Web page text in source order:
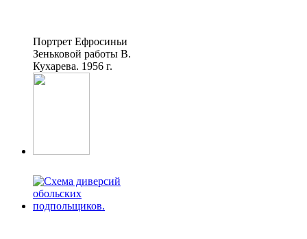
Портрет Ефросиньи
Зеньковой работы В.
Кухарева. 1956 г.